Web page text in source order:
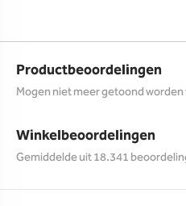
Productbeoordelingen
Mogen niet meer getoond
Winkelbeoordelingen
Gemiddelde uit 18.341